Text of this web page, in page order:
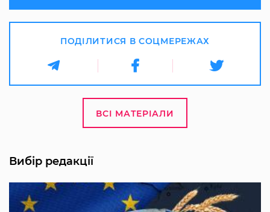
ПОДІЛИТИСЯ В СОЦМЕРЕЖАХ
ВСІ МАТЕРІАЛИ
Вибір редакції